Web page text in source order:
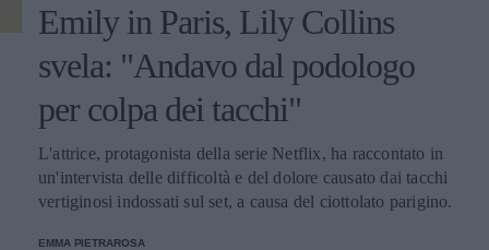
Emily in Paris, Lily Collins
svela: "Andavo dal podologo
per colpa dei tacchi"
L'attrice, protagonista della serie Netflix, ha raccontato in
un'intervista delle difficoltà e del dolore causato dai tacchi
vertiginosi indossati sul set, a causa del ciottolato parigino.
EMMA PIETRAROSA